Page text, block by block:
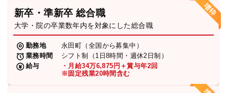
新卒・準新卒 総合職
大学・院の卒業数年内を対象にした総合職
勤務地
永田町（全国から募集中）
業務時間
シフト制（1日8時間・週休2日制）
給与
・月給34万6,875円＋賞与年2回
※固定残業20時間含む
弁護士・税理士
費用